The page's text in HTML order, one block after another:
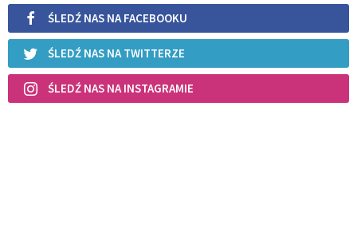
ŚLEDŹ NAS NA FACEBOOKU
ŚLEDŹ NAS NA TWITTERZE
ŚLEDŹ NAS NA INSTAGRAMIE